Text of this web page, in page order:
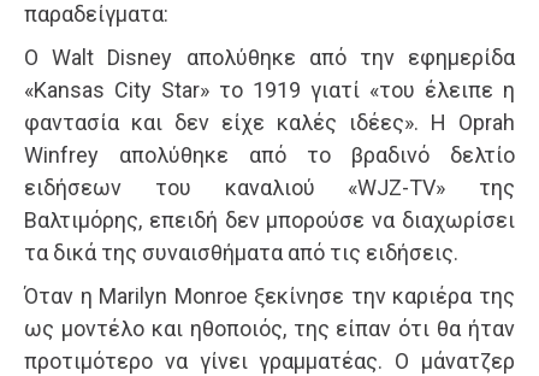
παραδείγματα:
Ο Walt Disney απολύθηκε από την εφημερίδα
«Kansas City Star» το 1919 γιατί «του έλειπε η
φαντασία και δεν είχε καλές ιδέες». Η Oprah
Winfrey απολύθηκε από το βραδινό δελτίο
ειδήσεων του καναλιού «WJZ-TV» της
Βαλτιμόρης, επειδή δεν μπορούσε να διαχωρίσει
τα δικά της συναισθήματα από τις ειδήσεις.
Όταν η Marilyn Monroe ξεκίνησε την καριέρα της
ως μοντέλο και ηθοποιός, της είπαν ότι θα ήταν
προτιμότερο να γίνει γραμματέας. Ο μάνατζερ